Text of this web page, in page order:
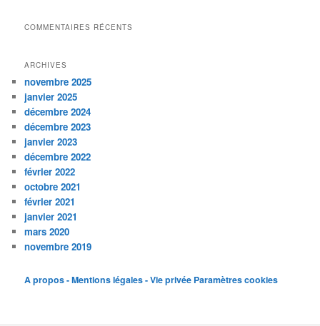
COMMENTAIRES RÉCENTS
ARCHIVES
novembre 2025
janvier 2025
décembre 2024
décembre 2023
janvier 2023
décembre 2022
février 2022
octobre 2021
février 2021
janvier 2021
mars 2020
novembre 2019
A propos - Mentions légales - Vie privée Paramètres cookies